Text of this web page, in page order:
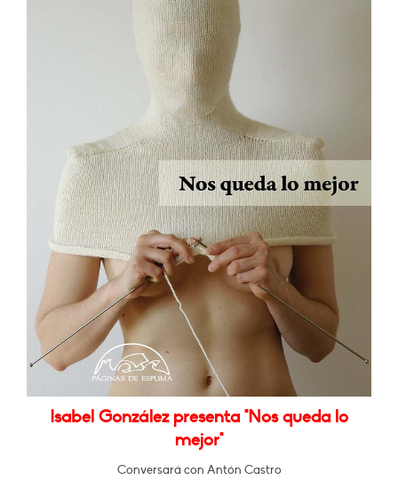
Isabel González presenta "Nos queda lo
mejor"
Conversará con Antón Castro